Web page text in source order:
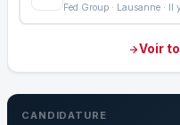
Fed Group · Lausanne · Il
Voir
CANDIDATURE